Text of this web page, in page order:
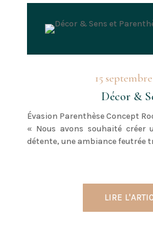
15
Décor &
Évasion Parenthèse Concept
« Nous avons souhaité créer
détente, une ambiance feutrée
LIRE